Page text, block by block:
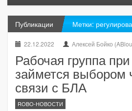
Публикации Метки:
22.12.2022 Алексей Бойко
Рабочая группа
займется выбором
связи с БЛА
ROBO-НОВОСТИ